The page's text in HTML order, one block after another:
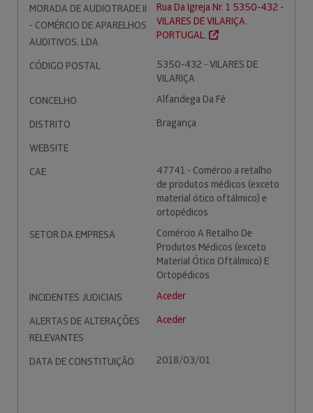
MORADA DE AUDIOTRADE II
- COMÉRCIO DE APARELHOS
AUDITIVOS, LDA
Rua Da Igreja Nr. 1 5350-432 -
VILARES DE VILARIÇA.
PORTUGAL.
CÓDIGO POSTAL
5350-432 - VILARES DE
VILARIÇA
CONCELHO
Alfandega Da Fé
DISTRITO
Bragança
WEBSITE
CAE
47741 - Comércio a retalho
de produtos médicos (exceto
material ótico oftálmico) e
ortopédicos
SETOR DA EMPRESA
Comércio A Retalho De
Produtos Médicos (exceto
Material Ótico Oftálmico) E
Ortopédicos
INCIDENTES JUDICIAIS
Aceder
ALERTAS DE ALTERAÇÕES
RELEVANTES
Aceder
DATA DE CONSTITUIÇÃO 2018/03/01